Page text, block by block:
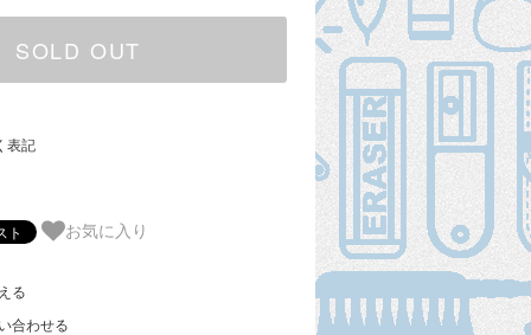
SOLD OUT
表記
お気に入り
る
合わせる